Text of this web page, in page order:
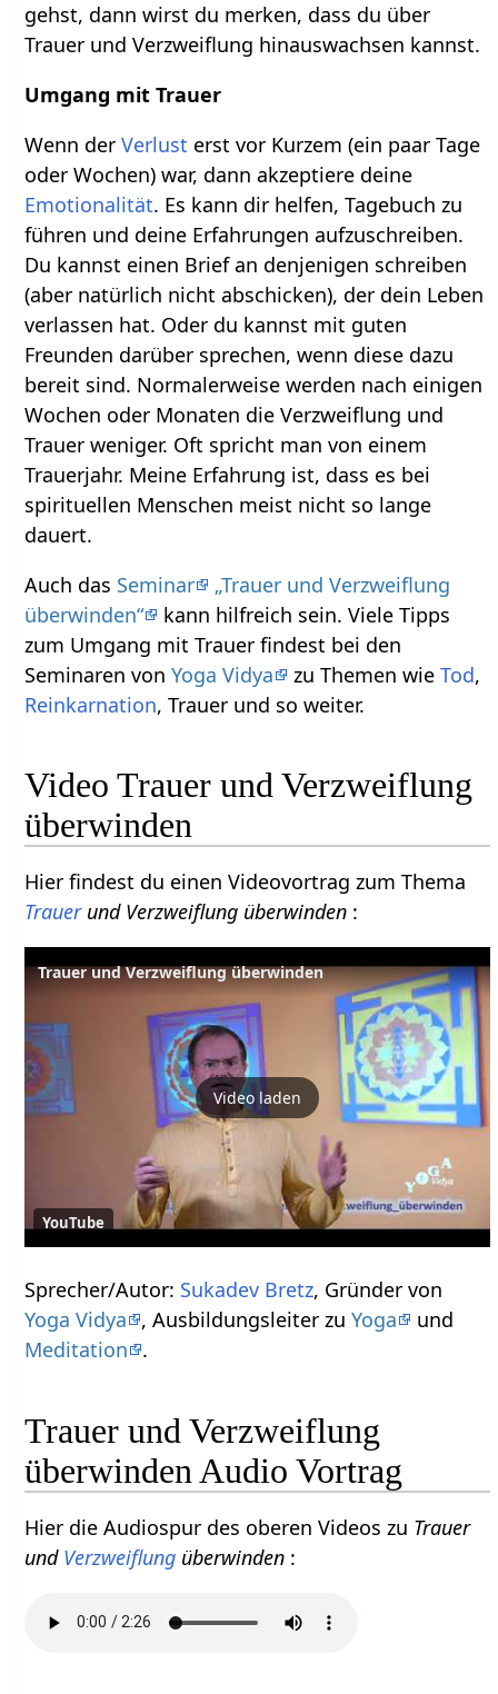
gehst, dann wirst du merken, dass du über
Trauer und Verzweiflung hinauswachsen kannst.
Umgang mit Trauer
Wenn derVerlust erst vor Kurzem (ein paar Tage
oder Wochen) war, dann akzeptiere deine
Emotionalität. Es kann dir helfen, Tagebuch zu
führen und deine Erfahrungen aufzuschreiben.
Du kannst einen Brief an denjenigen schreiben
(aber natürlich nicht abschicken), der dein Leben
verlassen hat. Oder du kannst mit guten
Freunden darüber sprechen, wenn diese dazu
bereit sind. Normalerweise werden nach einigen
Wochen oder Monaten die Verzweiflung und
Trauer weniger. Oft spricht man von einem
Trauerjahr. Meine Erfahrung ist, dass es bei
spirituellen Menschen meist nicht so lange
dauert.
Auch das Seminar
„Trauer und Verzweiflung
überwinden“
kann hilfreich sein. Viele Tipps
zum Umgang mit Trauer findest bei den
Seminaren vonYoga Vidya zu Themen wieTod,
Reinkarnation, Trauer und so weiter.
Video Trauer und Verzweiflung
überwinden
Hier findest du einen Videovortrag zum Thema
Trauerund Verzweiflung überwinden :
Trauer und Verzweiflung überwinden
Video laden
YouTube
Sprecher/Autor: Sukadev Bretz, Gründer von
Yoga Vidya
, Ausbildungsleiter zuYoga
und
Meditation
.
Trauer und Verzweiflung
überwinden Audio Vortrag
Hier die Audiospur des oberen Videos zu Trauer
und Verzweiflung überwinden :